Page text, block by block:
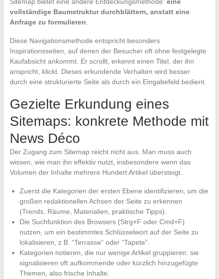
vollständige Baumstruktur durchblättern, anstatt eine
Anfrage zu formulieren
Diese Navigationsmethode entspricht besonders
Inspirationsseiten, auf denen der Besucher oft ohne festgelegte
Kaufabsicht ankommt. Er scrollt, erkennt einen Titel, der ihn
anspricht, klickt. Dieses erkundende Verhalten wird besser
durch eine strukturierte Seite als durch ein Eingabefeld bedient.
Gezielte Erkundung eines
Sitemaps: konkrete Methode mit
News Déco
Der Zugang zum Sitemap reicht nicht aus. Man muss auch
wissen, wie man ihn effektiv nutzt, insbesondere wenn das
Volumen der Inhalte mehrere Hundert Artikel übersteigt.
Zuerst die Kategorien der ersten Ebene identifizieren, um die
großen redaktionellen Achsen der Seite zu erkennen
(Trends, Räume, Materialien, praktische Tipps).
Die Suchfunktion des Browsers (Strg+F oder Cmd+F)
nutzen, um ein bestimmtes Schlüsselwort auf der Seite zu
lokalisieren, z.B. “Terrasse” oder “Tapete”.
Kategorien notieren, die nur wenige Artikel gruppieren: sie
signalisieren oft aufkommende oder kürzlich hinzugefügte
Themen, also frische Inhalte.